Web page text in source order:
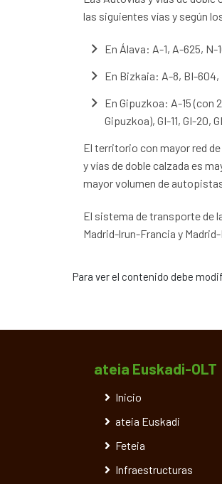
las siguientes vías y según
En Álava: A-1, A-625,
En Bizkaia: A-8, BI-604,
En Gipuzkoa: A-15 (con
Gipuzkoa), GI-11, GI-20,
El territorio con mayor red
y vías de doble calzada es
mayor volumen de
El sistema de transporte de
Madrid-lrun-Francia y
Para ver el contenido debe
ateia Euskadi-OLT
Inicio
ateia Euskadi
Feteia
Infraestructuras